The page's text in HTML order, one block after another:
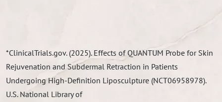
*ClinicalTrials.gov. (2025). Effects of QUANTUM Probe for Skin
Rejuvenation and Subdermal Retraction in Patients
Undergoing High-Definition Liposculpture (NCT06958978).
U.S. National Library of